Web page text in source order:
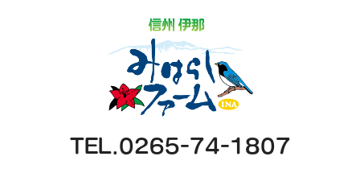
TEL.0265-74-1807